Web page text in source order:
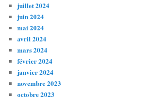
juillet 2024
juin 2024
mai 2024
avril 2024
mars 2024
février 2024
janvier 2024
novembre 2023
octobre 2023